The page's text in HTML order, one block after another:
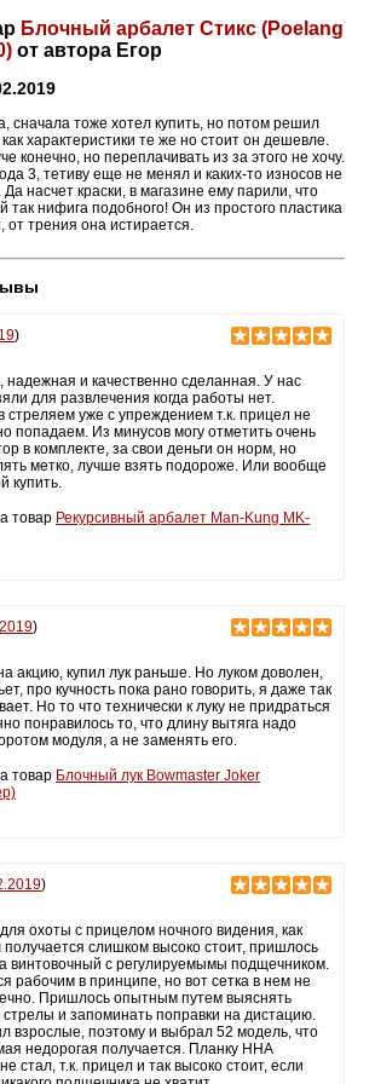
Блочный арбалет Стикс (Poelang
от автора Егор
сначала тоже хотел купить, но потом решил
характеристики те же но стоит он дешевле.
конечно, но переплачивать из за этого не хочу.
3, тетиву еще не менял и каких-то износов не
насчет краски, в магазине ему парили, что
так нифига подобного! Он из простого пластика
от трения она истирается.
)
и качественно сделанная. У нас
для развлечения когда работы нет.
уже с упреждением т.к. прицел не
попадаем. Из минусов могу отметить очень
в комплекте, за свои деньги он норм, но
метко, лучше взять подороже. Или вообще
купить.
товар Рекурсивный арбалет Man-Kung MK-
)
акцию, купил лук раньше. Но луком доволен,
про кучность пока рано говорить, я даже так
Но то что технически к луку не придраться
понравилось то, что длину вытяга надо
модуля, а не заменять его.
товар Блочный лук Bowmaster Joker
)
охоты с прицелом ночного видения, как
получается слишком высоко стоит, пришлось
винтовочный с регулируемымы подщечником.
рабочим в принципе, но вот сетка в нем не
Пришлось опытным путем выяснять
стрелы и запоминать поправки на дистацию.
взрослые, поэтому и выбрал 52 модель, что
недорогая получается. Планку HHA
стал, т.к. прицел и так высоко стоит, если